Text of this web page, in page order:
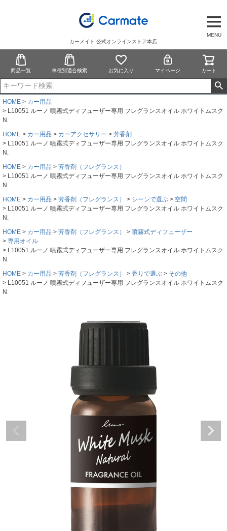
MENU
カーメイト 公式オンラインストア本店
商品一覧 車種別適合検索 お気に入り マイページ カート
HOME
カー用品
L10051 ルーノ 噴霧式ディフューザー専用 フレグランスオイル ホワイトムスク
N.
HOME
カー用品 カーアクセサリー
芳香剤
L10051 ルーノ 噴霧式ディフューザー専用 フレグランスオイル ホワイトムスク
N.
HOME
カー用品
芳香剤（フレグランス）
L10051 ルーノ 噴霧式ディフューザー専用 フレグランスオイル ホワイトムスク
N.
HOME
カー用品 芳香剤（フレグランス） シーンで選ぶ
空間
L10051 ルーノ 噴霧式ディフューザー専用 フレグランスオイル ホワイトムスク
N.
HOME
カー用品 芳香剤（フレグランス）
噴霧式ディフューザー
専用オイル
L10051 ルーノ 噴霧式ディフューザー専用 フレグランスオイル ホワイトムスク
N.
HOME
カー用品 芳香剤（フレグランス） 香りで選ぶ
その他
L10051 ルーノ 噴霧式ディフューザー専用 フレグランスオイル ホワイトムスク
N.